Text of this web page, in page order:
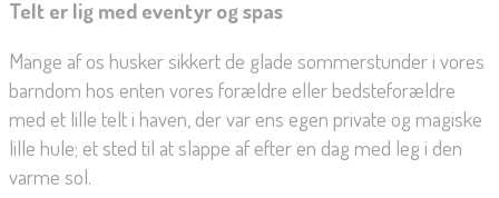
Telt er lig med eventyr og spas
Mange af os husker sikkert de glade sommerstunder i vores
barndom hos enten vores forældre eller bedsteforældre
med et lille telt i haven, der var ens egen private og magiske
lille hule; et sted til at slappe af efter en dag med leg i den
varme sol.